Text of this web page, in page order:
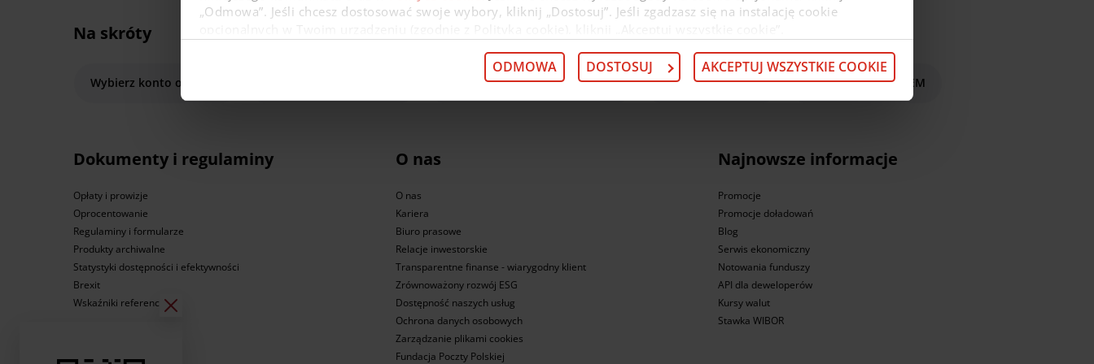
„Odmowa”. Jeśli chcesz dostosować swoje wybory, kliknij „Dostosuj”. Jeśli zgadzasz się na instalację cookie
danych osobowych, w tym o przysługujących w związku z tym uprawnieniach, znajdziesz podlinkiem.
ODMOWA DOSTOSUJ AKCEPTUJ WSZYSTKIE COOKIE
Na skróty
Wybierz konto osobiste Przenieś kredyt z innego banku Kup ubezpieczenie Zacznij płacić BLIKIEM
Dokumenty i regulaminy
Opłaty i prowizje
Oprocentowanie
Regulaminy i formularze
Produkty archiwalne
Statystyki dostępności i efektywności
Brexit
Wskaźniki referencyjne
O nas
O nas
Kariera
Biuro prasowe
Relacje inwestorskie
Transparentne finanse - wiarygodny klient
Zrównoważony rozwój ESG
Dostępność naszych usług
Ochrona danych osobowych
Zarządzanie plikami cookies
Fundacja Poczty Polskiej
Najnowsze informacje
Promocje
Promocje doładowań
Blog
Serwis ekonomiczny
Notowania funduszy
API dla deweloperów
Kursy walut
Stawka WIBOR